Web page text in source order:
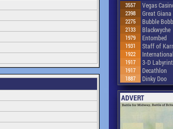
3557 Vegas
2398 Great Giana
2275 Bubble
2133 Blackwyche
1979 Entombed
1931 Staff of
1922
1917 3-D
1917 Decathlon
1887 Dinky Doo
ADVERT